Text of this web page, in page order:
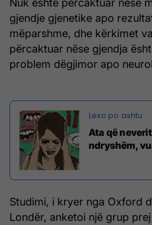
Nuk është përcaktuar nëse
gjendje gjenetike apo
mëparshme, dhe kërkimet
përcaktuar nëse gjendja
problem dëgjimor apo
Ata që
ndryshëm,
Studimi, i kryer nga Oxford
Londër, anketoi një grup